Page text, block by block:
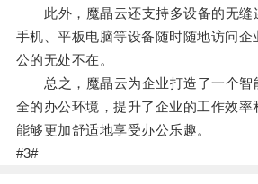
此外，魔晶云还支持多设备的无缝
手机、平板电脑等设备随时随地访问企
公的无处不在。
总之，魔晶云为企业打造了一个智
全的办公环境，提升了企业的工作效率
能够更加舒适地享受办公乐趣。
#3#